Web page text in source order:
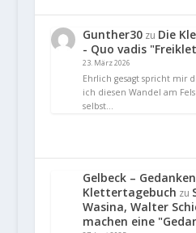
Gunther30zu Die
- Quo vadis
23. März 2026
Ehrlich gesagt spricht mir
ich diesen Wandel am
selbst…
Gelbeck –
Klettertagebuch zu
Wasina, Walter
machen eine